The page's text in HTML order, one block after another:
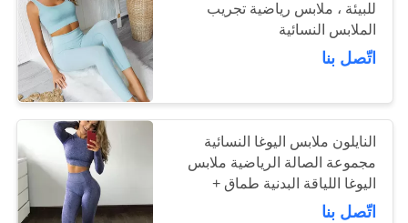
حول
جولة
في
المعمليوجا كتل التمرين
17
للبيئة ، ملابس رياضية تجريب
الملابس النسائية
اتّصل بنا
النايلون ملابس اليوغا النسائية
مجموعة الصالة الرياضية ملابس
اليوغا اللياقة البدنية طماق +
قمصان اقتصاص
اتّصل بنا